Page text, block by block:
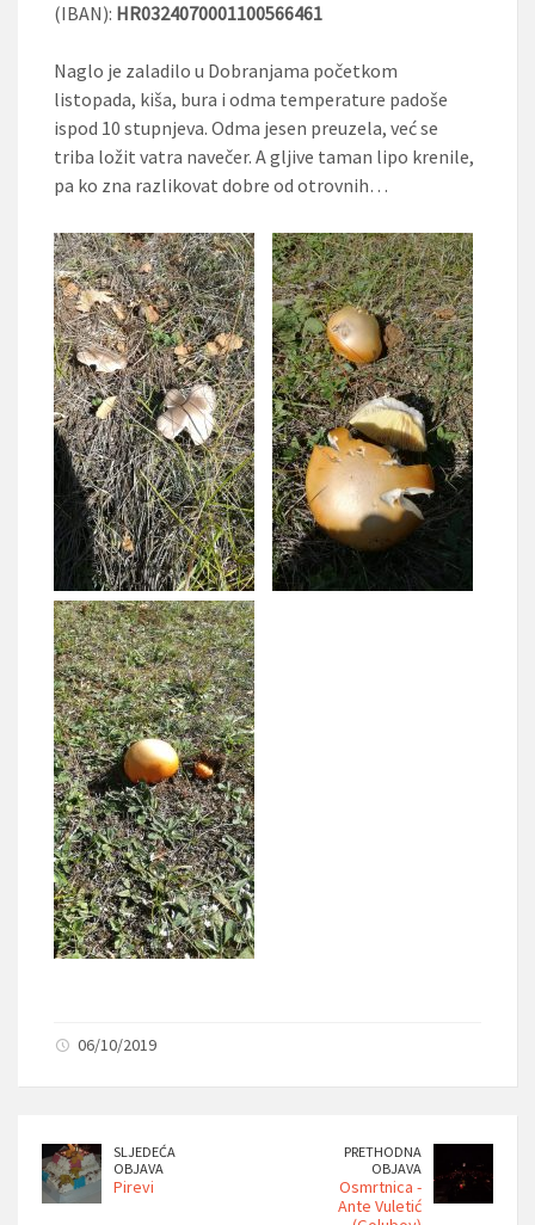
(IBAN): HR0324070001100566461
Naglo je zaladilo u Dobranjama početkom
listopada, kiša, bura i odma temperature padoše
ispod 10 stupnjeva. Odma jesen preuzela, već se
triba ložit vatra navečer. A gljive taman lipo krenile,
pa ko zna razlikovat dobre od otrovnih…
06/10/2019
SLJEDEĆA
OBJAVA
Pirevi
PRETHODNA
OBJAVA
Osmrtnica -
Ante Vuletić